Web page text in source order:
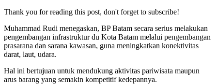
Thank you for reading this post, don't forget to subscribe!
Muhammad Rudi menegaskan, BP Batam secara serius melakukan
pengembangan infrastruktur du Kota Batam melalui pengembangan
prasarana dan sarana kawasan, guna meningkatkan konektivitas
darat, laut, udara.
Hal ini bertujuan untuk mendukung aktivitas pariwisata maupun
arus barang yang semakin kompetitif kedepannya.